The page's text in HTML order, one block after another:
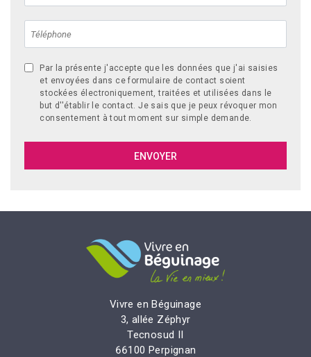
Par la présente j'accepte que les données que j'ai saisies
et envoyées dans ce formulaire de contact soient
stockées électroniquement, traitées et utilisées dans le
but d''établir le contact. Je sais que je peux révoquer mon
consentement à tout moment sur simple demande.
Vivre en Béguinage
3, allée Zéphyr
Tecnosud II
66100 Perpignan